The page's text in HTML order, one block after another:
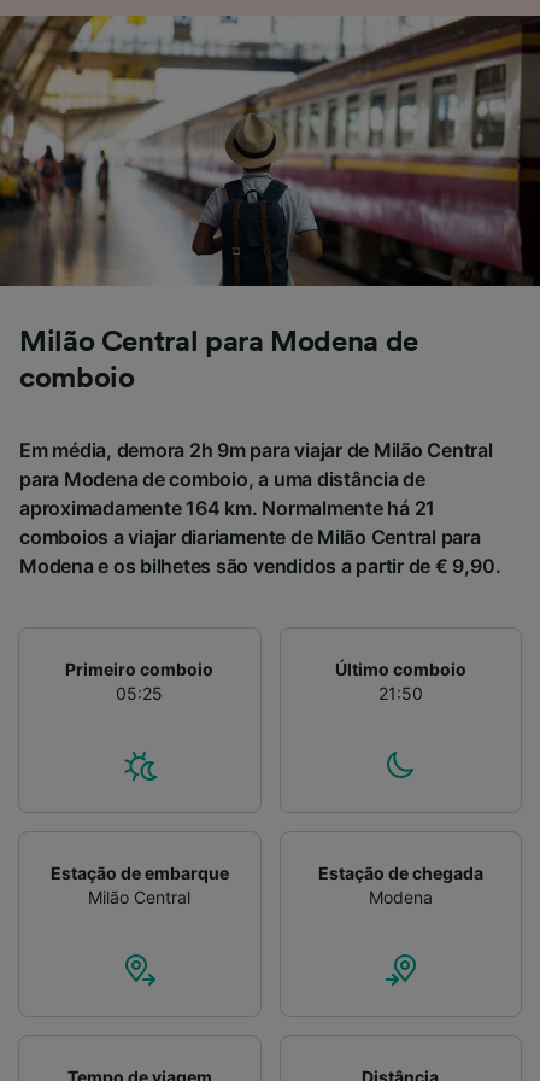
Milão Central para Modena de
comboio
Em média, demora 2h 9m para viajar de Milão Central
para Modena de comboio, a uma distância de
aproximadamente 164 km. Normalmente há 21
comboios a viajar diariamente de Milão Central para
Modena e os bilhetes são vendidos a partir de € 9,90.
Primeiro comboio
05:25
Último comboio
21:50
Estação de embarque
Milão Central
Estação de chegada
Modena
Tempo de viagem Distância
afetarão os dados de navegação. Seus dados
não serão utilizados para fins de rastreamento
se você tiver pedido para não ser rastreado.
Nós e nossos parceiros processamos os
dados para fornecer:
Usar dados exatos de geolocalização.
Verificar ativamente as características do
dispositivo para identificação. Armazenar e/ou
acessar informações em um dispositivo.
Publicidade e conteúdo personalizados,
de público e desenvolvimento de serviços..
Lista de parceiros (fornecedores)